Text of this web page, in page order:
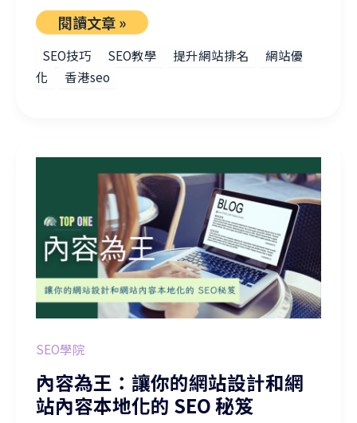
閱讀文章 »
SEO技巧 SEO教學 提升網站排名
網站優
化
香港seo
SEO學院
內容為王：讓你的網站設計和網
站內容本地化的 SEO 秘笈
內容為王：讓你的網站設計和網站內容本地化的 SEO 秘笈